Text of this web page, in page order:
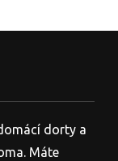
dorty a
Máte